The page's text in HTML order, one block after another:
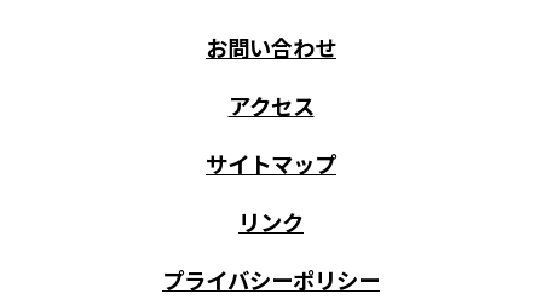
お問い合わせ
アクセス
サイトマップ
リンク
プライバシーポリシー